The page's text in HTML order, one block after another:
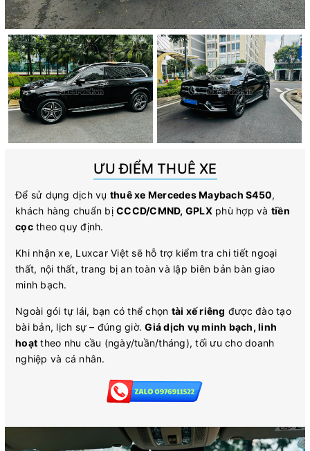
ƯU ĐIỂM THUÊ XE
Để sử dụng dịch vụ thuê xe Mercedes Maybach S450,
khách hàng chuẩn bị CCCD/CMND, GPLXphù hợp và tiền
cọctheo quy định.
Khi nhận xe, Luxcar Việt sẽ hỗ trợ kiểm tra chi tiết ngoại
thất, nội thất, trang bị an toàn và lập biên bản bàn giao
minh bạch.
Ngoài gói tự lái, bạn có thể chọn tài xế riêng được đào tạo
bài bản, lịch sự – đúng giờ.Giá dịch vụ minh bạch, linh
hoạt theo nhu cầu (ngày/tuần/tháng), tối ưu cho doanh
nghiệp và cá nhân.